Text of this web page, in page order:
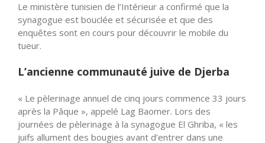
Le ministère tunisien de l’Intérieur a confirmé que la
synagogue est bouclée et sécurisée et que des
enquêtes sont en cours pour découvrir le mobile du
tueur.
L’ancienne communauté juive de Djerba
« Le pèlerinage annuel de cinq jours commence 33 jours
après la Pâque », appelé Lag Baomer. Lors des
journées de pèlerinage à la synagogue El Ghriba, « les
juifs allument des bougies avant d’entrer dans une